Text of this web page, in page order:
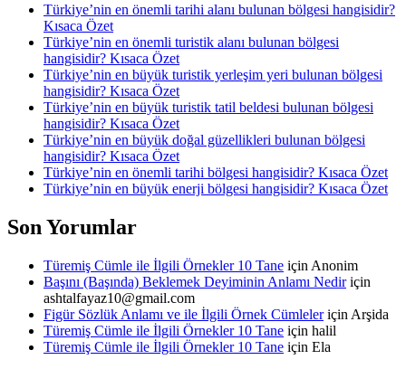
Türkiye’nin en önemli tarihi alanı bulunan bölgesi hangisidir?
Kısaca Özet
Türkiye’nin en önemli turistik alanı bulunan bölgesi
hangisidir? Kısaca Özet
Türkiye’nin en büyük turistik yerleşim yeri bulunan bölgesi
hangisidir? Kısaca Özet
Türkiye’nin en büyük turistik tatil beldesi bulunan bölgesi
hangisidir? Kısaca Özet
Türkiye’nin en büyük doğal güzellikleri bulunan bölgesi
hangisidir? Kısaca Özet
Türkiye’nin en önemli tarihi bölgesi hangisidir? Kısaca Özet
Türkiye’nin en büyük enerji bölgesi hangisidir? Kısaca Özet
Son Yorumlar
Türemiş Cümle ile İlgili Örnekler 10 Tane için Anonim
Başını (Başında) Beklemek Deyiminin Anlamı Nediriçin
ashtalfayaz10@gmail.com
Figür Sözlük Anlamı ve ile İlgili Örnek Cümleleriçin Arşida
Türemiş Cümle ile İlgili Örnekler 10 Tane için halil
Türemiş Cümle ile İlgili Örnekler 10 Tane için Ela